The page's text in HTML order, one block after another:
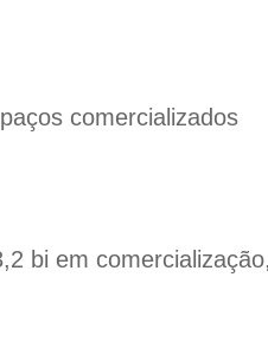
comercializados
bi em